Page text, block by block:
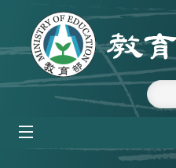
跳到主要內容區塊